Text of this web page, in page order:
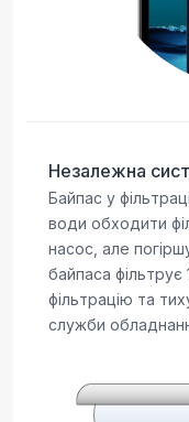
Незалежна
Байпас у
води обходити
насос, але
байпаса
фільтрацію та
служби